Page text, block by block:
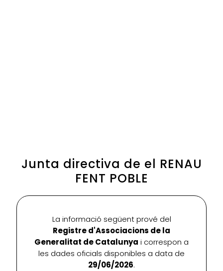
Junta directiva de el RENAU
FENT POBLE
La informació següent prové del
Registre d'Associacions de la
Generalitat de Catalunya i correspon a
les dades oficials disponibles a data de
29/06/2026.